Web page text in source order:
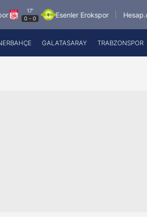
Esenler Erokspor Hesap.com
GALATASARAY TRABZONSPOR